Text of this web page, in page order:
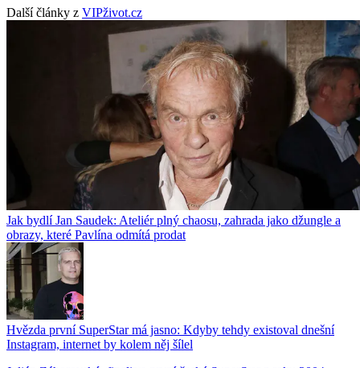
Další články z VIPživot.cz
Jak bydlí Jan Saudek: Ateliér plný chaosu, zahrada jako džungle a
obrazy, které Pavlína odmítá prodat
Hvězda první SuperStar má jasno: Kdyby tehdy existoval dnešní
Instagram, internet by kolem něj šílel